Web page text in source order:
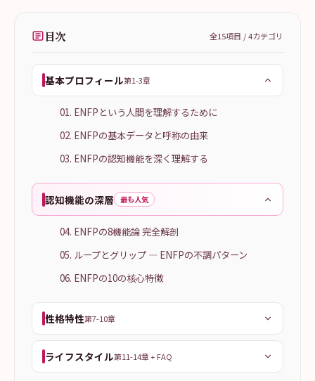
目次 全15項目 /4カテゴリ
基本プロフィール第1-3章
01. ENFPという人間を理解するために
02. ENFPの基本データと呼称の由来
03. ENFPの認知機能を深く理解する
認知機能の深層 最も人気
04. ENFPの8機能論 完全解剖
05. ループとグリップ — ENFPの不調パターン
06. ENFPの10の核心特徴
性格特性第7-10章
ライフスタイル第11-14章 + FAQ